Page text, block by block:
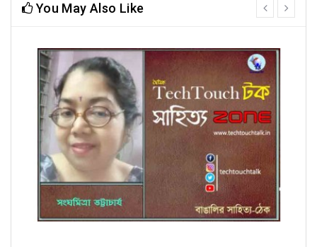
You May Also Like
prev